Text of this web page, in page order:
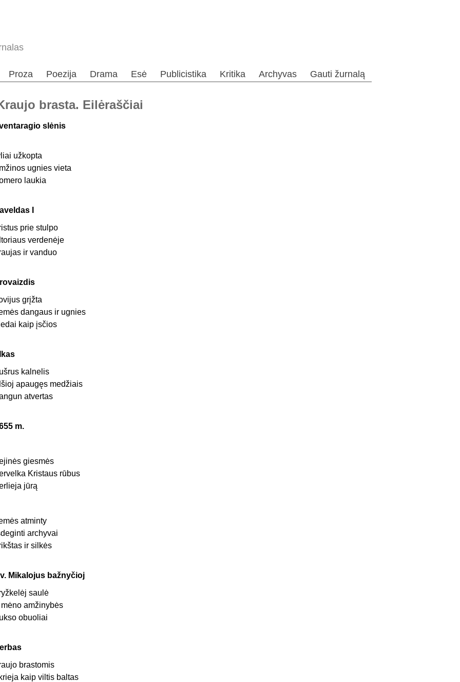
Proza Poezija Drama Esė Publicistika Kritika Archyvas Gauti žurnalą
brasta. Eilėraščiai
slėnis
užkopta
ugnies vieta
laukia
I
prie stulpo
verdenėje
ir vanduo
grįžta
dangaus ir ugnies
kaip įsčios
kalnelis
apaugęs medžiais
atvertas
m.
giesmės
Kristaus rūbus
jūrą
atminty
archyvai
ir silkės
Mikalojus bažnyčioj
saulė
mėno amžinybės
obuoliai
brastomis
kaip viltis baltas